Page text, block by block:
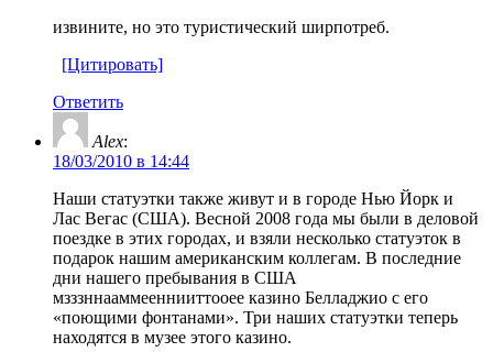
извините, но это туристический ширпотреб.
[Цитировать]
Ответить
Alex:
18/03/2010 в 14:44
Наши статуэтки также живут и в городе Нью Йорк и
Лас Вегас (США). Весной 2008 года мы были в деловой
поездке в этих городах, и взяли несколько статуэток в
подарок нашим американским коллегам. В последние
дни нашего пребывания в США
мзззннааммееннииттооее казино Белладжио с его
«поющими фонтанами». Три наших статуэтки теперь
находятся в музее этого казино.